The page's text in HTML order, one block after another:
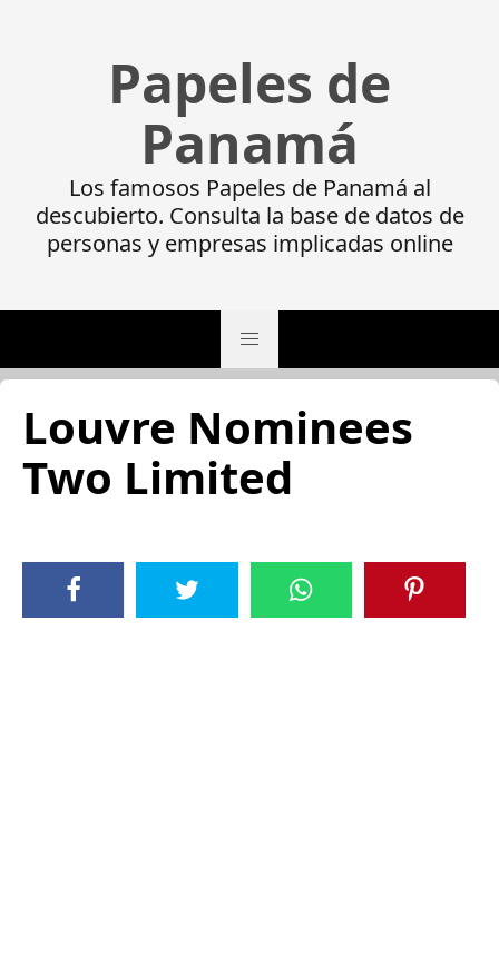
Papeles de
Panamá
Los famosos Papeles de Panamá al
descubierto. Consulta la base de datos de
personas y empresas implicadas online
Louvre Nominees
Two Limited